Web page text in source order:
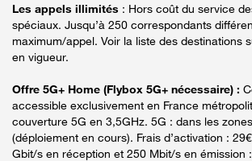
Les appels illimités : Hors coût du service
spéciaux. Jusqu’à 250 correspondants
maximum/appel. Voir la liste des destinations
en vigueur.
Offre 5G+ Home (Flybox 5G+ nécessaire) :
accessible exclusivement en France
couverture 5G en 3,5GHz. 5G : dans les
(déploiement en cours). Frais d’activation :
Gbit/s en réception et 250 Mbit/s en émission